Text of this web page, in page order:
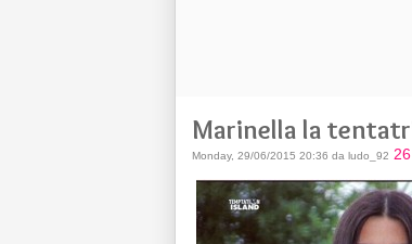
Marinella la
Monday, 29/06/2015 20:36 da ludo_92